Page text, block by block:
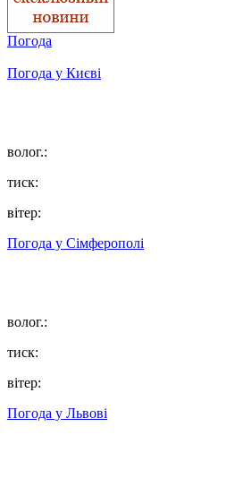
Погода
Погода у Києві
волог.:
тиск:
вітер:
Погода у Сімферополі
волог.:
тиск:
вітер:
Погода у Львові